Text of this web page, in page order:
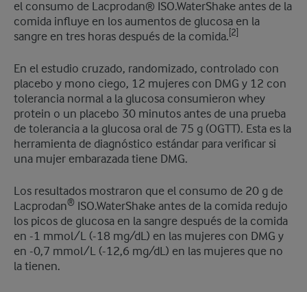
el consumo de Lacprodan® ISO.WaterShake antes de la
comida influye en los aumentos de glucosa en la
sangre en tres horas después de la comida. [2]
En el estudio cruzado, randomizado, controlado con
placebo y mono ciego, 12 mujeres con DMG y 12 con
tolerancia normal a la glucosa consumieron whey
protein o un placebo 30 minutos antes de una prueba
de tolerancia a la glucosa oral de 75 g (OGTT). Esta es la
herramienta de diagnóstico estándar para verificar si
una mujer embarazada tiene DMG. ​
Los resultados mostraron que el consumo de 20 g de
Lacprodan®
ISO.WaterShake antes de la comida redujo
los picos de glucosa en la sangre después de la comida
en -1 mmol/L (-18 mg/dL) en las mujeres con DMG y
en -0,7 mmol/L (-12,6 mg/dL) en las mujeres que no
la tienen.